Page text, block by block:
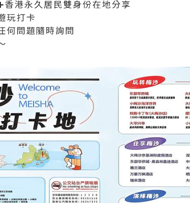
香港永久居民雙身份在地分享
玩打卡
何問題隨時詢問